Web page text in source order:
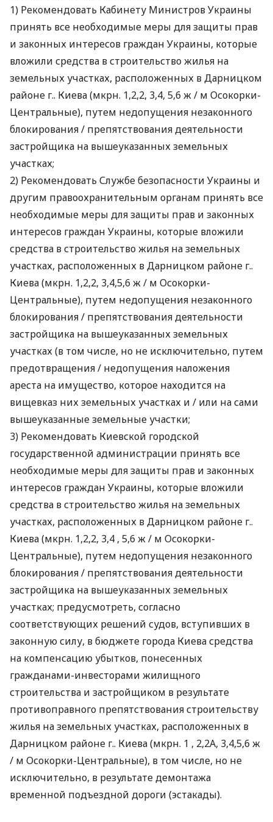
1) Рекомендовать Кабинету Министров Украины
принять все необходимые меры для защиты прав
и законных интересов граждан Украины, которые
вложили средства в строительство жилья на
земельных участках, расположенных в Дарницком
районе г.. Киева (мкрн. 1,2,2, 3,4, 5,6 ж / м Осокорки-
Центральные), путем недопущения незаконного
блокирования / препятствования деятельности
застройщика на вышеуказанных земельных
участках;
2) Рекомендовать Службе безопасности Украины и
другим правоохранительным органам принять все
необходимые меры для защиты прав и законных
интересов граждан Украины, которые вложили
средства в строительство жилья на земельных
участках, расположенных в Дарницком районе г..
Киева (мкрн. 1,2,2, 3,4,5,6 ж / м Осокорки-
Центральные), путем недопущения незаконного
блокирования / препятствования деятельности
застройщика на вышеуказанных земельных
участках (в том числе, но не исключительно, путем
предотвращения / недопущения наложения
ареста на имущество, которое находится на
вищевказ них земельных участках и / или на сами
вышеуказанные земельные участки;
3) Рекомендовать Киевской городской
государственной администрации принять все
необходимые меры для защиты прав и законных
интересов граждан Украины, которые вложили
средства в строительство жилья на земельных
участках, расположенных в Дарницком районе г..
Киева (мкрн. 1,2,2, 3,4 , 5,6 ж / м Осокорки-
Центральные), путем недопущения незаконного
блокирования / препятствования деятельности
застройщика на вышеуказанных земельных
участках; предусмотреть, согласно
соответствующих решений судов, вступивших в
законную силу, в бюджете города Киева средства
на компенсацию убытков, понесенных
гражданами-инвесторами жилищного
строительства и застройщиком в результате
противоправного препятствования строительству
жилья на земельных участках, расположенных в
Дарницком районе г.. Киева (мкрн. 1 , 2,2А, 3,4,5,6 ж
/ м Осокорки-Центральные), в том числе, но не
исключительно, в результате демонтажа
временной подъездной дороги (эстакады).